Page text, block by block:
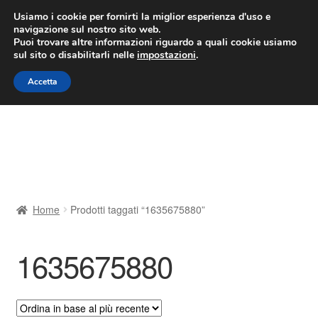
CONSEGNA da 7 EUR
Lun-Ven 9:00 - 16:00/800 580 290
Vai
alla
navigazione
Vai
al
contenuto
Contatto
Il mio account
Home Prodotti taggati “1635675880”
1635675880
Usiamo i cookie per fornirti la miglior esperienza d'uso e
navigazione sul nostro sito web.
Puoi trovare altre informazioni riguardo a quali cookie usiamo
sul sito o disabilitarli nelle impostazioni.
Accetta